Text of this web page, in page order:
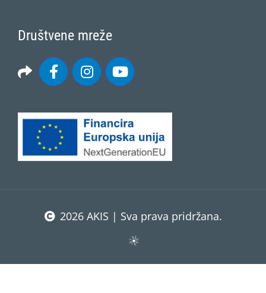
Društvene mreže
2026 AKIS | Sva prava pridržana.